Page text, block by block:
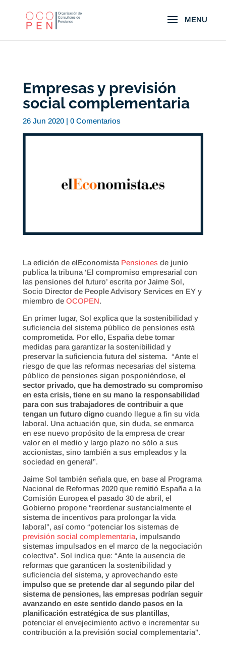
Empresas y previsión
social complementaria
26 Jun 2020| 0 Comentarios
La edición de elEconomista Pensionesde junio
publica la tribuna ‘El compromiso empresarial con
las pensiones del futuro’ escrita por Jaime Sol,
Socio Director de People Advisory Services en EY y
miembro de OCOPEN.
En primer lugar, Sol explica que la sostenibilidad y
suficiencia del sistema público de pensiones está
comprometida. Por ello, España debe tomar
medidas para garantizar la sostenibilidad y
preservar la suficiencia futura del sistema. “Ante el
riesgo de que las reformas necesarias del sistema
público de pensiones sigan posponiéndose, el
sector privado, que ha demostrado su compromiso
en esta crisis, tiene en su mano la responsabilidad
para con sus trabajadores de contribuir a que
tengan un futuro dignocuando llegue a fin su vida
laboral. Una actuación que, sin duda, se enmarca
en ese nuevo propósito de la empresa de crear
valor en el medio y largo plazo no sólo a sus
accionistas, sino también a sus empleados y la
sociedad en general”.
Jaime Sol también señala que, en base al Programa
Nacional de Reformas 2020 que remitió España a la
Comisión Europea el pasado 30 de abril, el
Gobierno propone “reordenar sustancialmente el
sistema de incentivos para prolongar la vida
laboral”, así como “potenciar los sistemas de
previsión social complementaria, impulsando
sistemas impulsados en el marco de la negociación
colectiva”. Sol indica que: “Ante la ausencia de
reformas que garanticen la sostenibilidad y
suficiencia del sistema, y aprovechando este
impulso que se pretende dar al segundo pilar del
sistema de pensiones, las empresas podrían seguir
avanzando en este sentido dando pasos en la
planificación estratégica de sus plantillas,
potenciar el envejecimiento activo e incrementar su
contribución a la previsión social complementaria”.